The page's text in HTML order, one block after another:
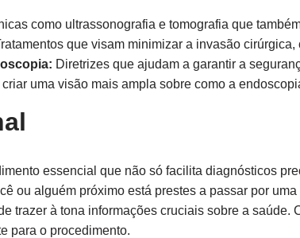
como ultrassonografia e tomografia que
que visam minimizar a invasão cirúrgica,
Diretrizes que ajudam a garantir a
uma visão mais ampla sobre como a
essencial que não só facilita diagnósticos
ou alguém próximo está prestes a passar por
trazer à tona informações cruciais sobre a saúde.
para o procedimento.